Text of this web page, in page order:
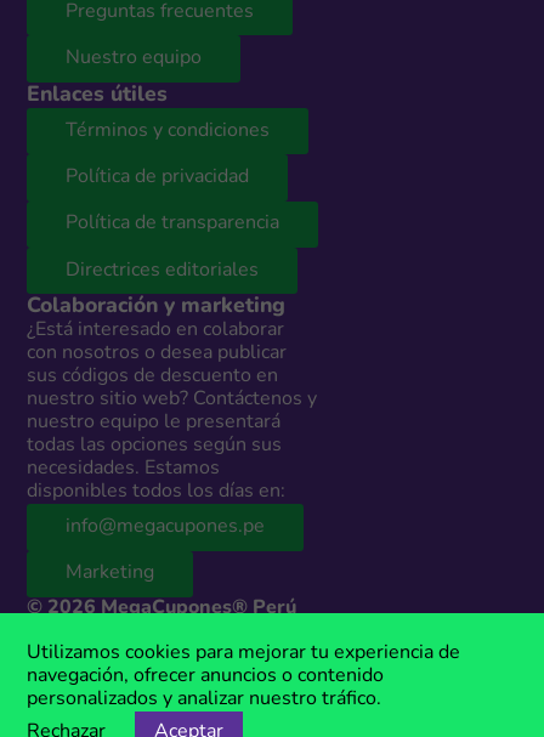
Preguntas frecuentes
Nuestro equipo
Enlaces útiles
Términos y condiciones
Política de privacidad
Política de transparencia
Directrices editoriales
Colaboración y marketing
¿Está interesado en colaborar
con nosotros o desea publicar
sus códigos de descuento en
nuestro sitio web? Contáctenos y
nuestro equipo le presentará
todas las opciones según sus
necesidades. Estamos
disponibles todos los días en:
info@megacupones.pe
Marketing
© 2026 MegaCupones® Perú
Este sitio web contiene enlaces de afiliados a productos y servicios de
terceros. Si realizas una compra a través de estos enlaces, podemos
recibir una comisión sin costo adicional para ti. MegaCupones® es una
marca registrada, propiedad de Anima Media.
Utilizamos cookies para mejorar tu experiencia de
navegación, ofrecer anuncios o contenido
personalizados y analizar nuestro tráfico.
Rechazar
Aceptar